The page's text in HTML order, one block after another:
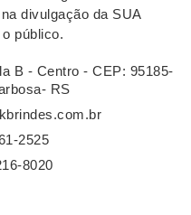
divulgação da SUA
público.
B - Centro - CEP: 95185-
RS
2525
8020